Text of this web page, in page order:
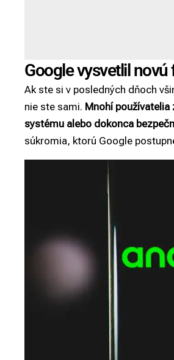
Google vysvetlil
Ak ste si v posledných dňoch
nie ste sami. Mnohí
systému alebo dokonca
súkromia, ktorú Google